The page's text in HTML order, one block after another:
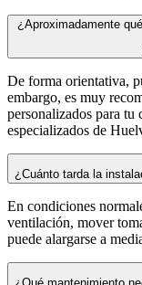
¿Aproximadamente
De forma orientativa,
embargo, es muy
personalizados para tu
especializados de
¿Cuánto tarda la
En condiciones
ventilación, mover
puede alargarse a